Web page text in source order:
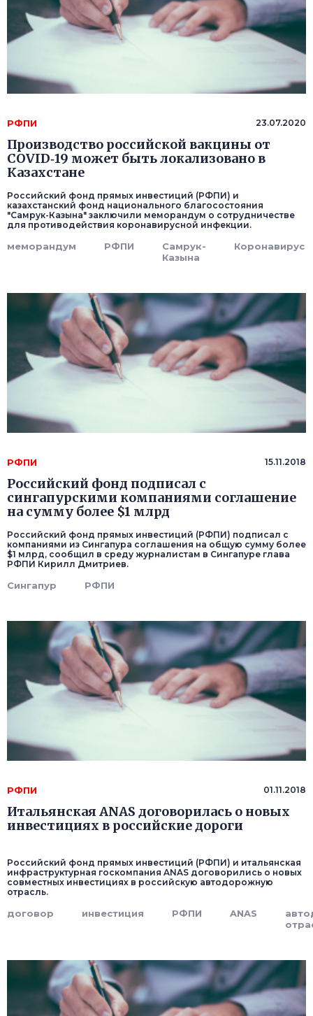
РФПИ 23.07.2020
Производство российской вакцины от
COVID‑19 может быть локализовано в
Казахстане
Российский фонд прямых инвестиций (РФПИ) и
казахстанский фонд национального благосостояния
"Самрук-Казына" заключили меморандум о сотрудничестве
для противодействия коронавирусной инфекции.
меморандум РФПИ
Самрук-
Казына
Коронавирус
РФПИ 15.11.2018
Российский фонд подписал с
сингапурскими компаниями соглашение
на сумму более $1 млрд
Российский фонд прямых инвестиций (РФПИ) подписал с
компаниями из Сингапура соглашения на общую сумму более
$1 млрд, сообщил в среду журналистам в Сингапуре глава
РФПИ Кирилл Дмитриев.
Сингапур РФПИ
РФПИ 01.11.2018
Итальянская ANAS договорилась о новых
инвестициях в российские дороги
Российский фонд прямых инвестиций (РФПИ) и итальянская
инфраструктурная госкомпания ANAS договорились о новых
совместных инвестициях в российскую автодорожную
отрасль.
договор инвестиция РФПИ ANAS